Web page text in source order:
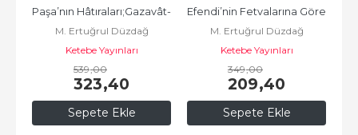
Sepete Ekle
Paşa’nın Hâtıraları;Gazavât-
ı Hayreddin Paşa
M. Ertuğrul Düzdağ
Ketebe Yayınları
539,00
323,40
Sepete Ekle
Efendi’nin Fetvalarına Göre
Kanûnî Devrinde...
M. Ertuğrul Düzdağ
Ketebe Yayınları
349,00
209,40